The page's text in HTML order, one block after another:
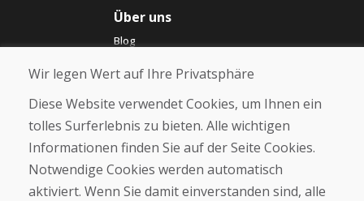
Über uns
Blog
Geschäft
Kaufen
E-Shop
Impressum
Geschäftsbedingungen
Wir legen Wert auf Ihre Privatsphäre
Diese Website verwendet Cookies, um Ihnen ein
tolles Surferlebnis zu bieten. Alle wichtigen
Informationen finden Sie auf der Seite Cookies.
Notwendige Cookies werden automatisch
aktiviert. Wenn Sie damit einverstanden sind, alle